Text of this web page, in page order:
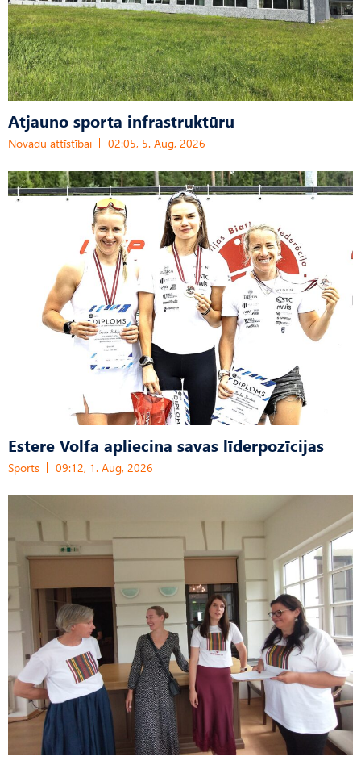
Atjauno sporta infrastruktūru
Novadu attīstībai 02:05, 5. Aug, 2026
Estere Volfa apliecina savas līderpozīcijas
Sports 09:12, 1. Aug, 2026